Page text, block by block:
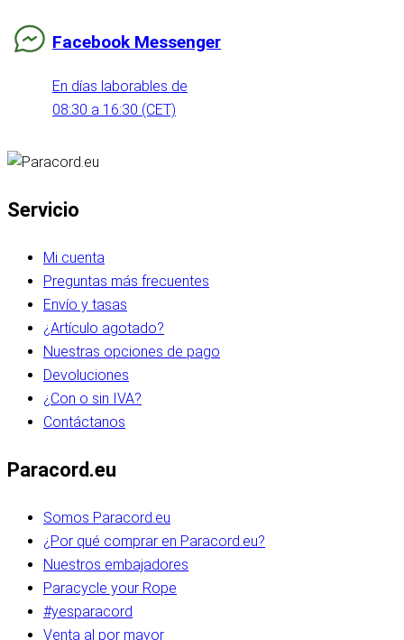
Facebook Messenger
En días laborables de
08:30 a 16:30 (CET)
Servicio
Mi cuenta
Preguntas más frecuentes
Envío y tasas
¿Artículo agotado?
Nuestras opciones de pago
Devoluciones
¿Con o sin IVA?
Contáctanos
Paracord.eu
Somos Paracord.eu
¿Por qué comprar en Paracord.eu?
Nuestros embajadores
Paracycle your Rope
#yesparacord
Venta al por mayor